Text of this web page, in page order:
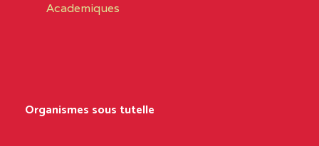
Academiques
Organismes sous tutelle